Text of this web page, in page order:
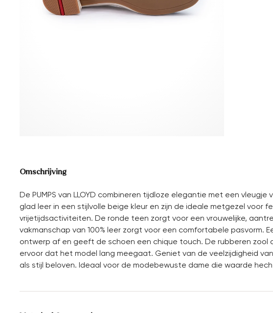
Omschrijving
De PUMPS van LLOYD combineren tijdloze elegantie met een
glad leer in een stijlvolle beige kleur en zijn de ideale metgezel voor
vrijetijdsactiviteiten. De ronde teen zorgt voor een vrouwelijke,
vakmanschap van 100% leer zorgt voor een comfortabele pasvorm.
ontwerp af en geeft de schoen een chique touch. De rubberen zool
ervoor dat het model lang meegaat. Geniet van de veelzijdigheid
als stijl beloven. Ideaal voor de modebewuste dame die waarde